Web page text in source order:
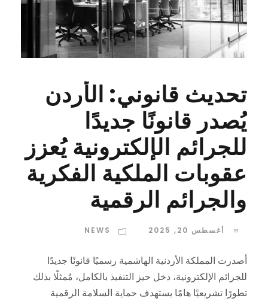
تحديث قانوني: الأردن
يُصدر قانونًا جديدًا
للجرائم الإلكترونية يُعزز
عقوبات الملكية الفكرية
والجرائم الرقمية
أغسطس 20, 2025 NEWS
أصدرت المملكة الأردنية الهاشمية رسميًا قانونًا جديدًا
للجرائم الإلكترونية، دخل حيز التنفيذ بالكامل، مُمثلًا بذلك
تطورًا تشريعيًا هامًا يستهدف حماية السلامة الرقمية